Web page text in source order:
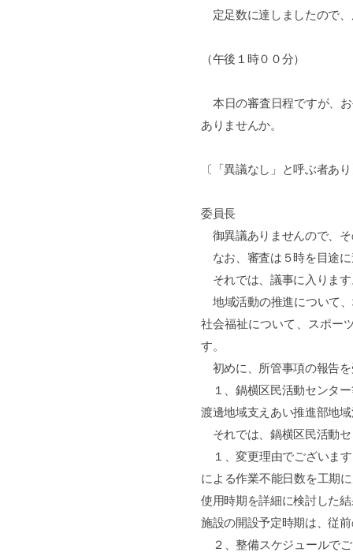
定足数に達しましたので
（午後１時００分）
本日の審査日程ですが、
ありませんか。
〔「異議なし」と呼ぶ者あ
委員長
御異議ありませんので、
なお、審査は５時を目途に
それでは、議事に入ります
地域活動の推進について
社会福祉について、スポー
す。
初めに、所管事項の報告を
１、鍋横区民活動センター
渡邊地域支えあい推進部地
それでは、鍋横区民活動セ
１、変更理由でございま
による作業不能日数を工期
使用時期を詳細に検討した
施設の開設予定時期は、従
２、整備スケジュールで